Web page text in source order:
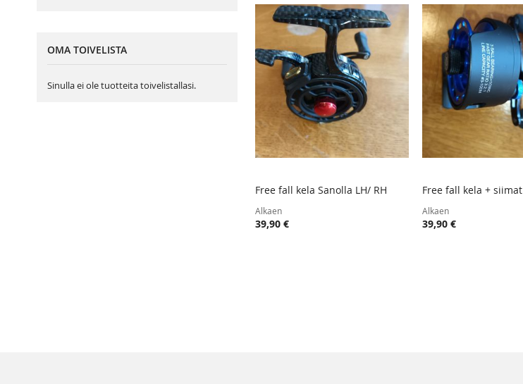
VERTAILUUN
Free fall kela Sanolla LH/ RH
Alkaen
39,90 €
Free fall kela + siimat
Alkaen
39,90 €
OMA TOIVELISTA
Sinulla ei ole tuotteita toivelistallasi.